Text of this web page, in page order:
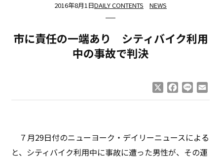
2016年8月1日DAILY CONTENTS NEWS
市に責任の一端あり シティバイク利用
中の事故で判決
Facebook
Line
７月29日付のニューヨーク・デイリーニュースによる
と、シティバイク利用中に事故に遭った男性が、その運